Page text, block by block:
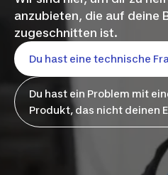
anzubieten, die auf deine
zugeschnitten ist.
Du hast eine technische
Du hast ein Problem mit
Produkt, das nicht deinen